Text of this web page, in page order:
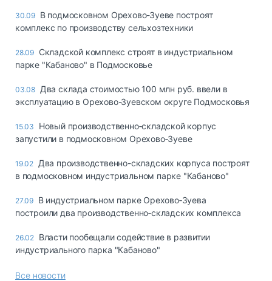
опасные грузы
страхование
Склады и
грузовые
Коммерческий
транспорт
Спецтехника
запчасти, шины
Топливо, масла и
30.09 В подмосковном Орехово-Зуеве построят
комплекс по производству сельхозтехники
28.09 Складской комплекс строят в индустриальном
парке "Кабаново" в Подмосковье
03.08 Два склада стоимостью 100 млн руб. ввели в
эксплуатацию в Орехово-Зуевском округе Подмосковья
15.03
Новый производственно‑складской корпус
запустили в подмосковном Орехово‑Зуеве
19.02 Два производственно-складских корпуса построят
в подмосковном индустриальном парке "Кабаново"
27.09 В индустриальном парке Орехово‑Зуева
построили два производственно‑складских комплекса
26.02 Власти пообещали содействие в развитии
индустриального парка "Кабаново"
Все новости